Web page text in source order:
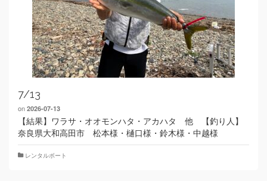
7/13
on 2026-07-13
【結果】ワラサ・オオモンハタ・アカハタ 他 【釣り人】
奈良県大和高田市 松本様・樋口様・鈴木様・中越様
レンタルボート